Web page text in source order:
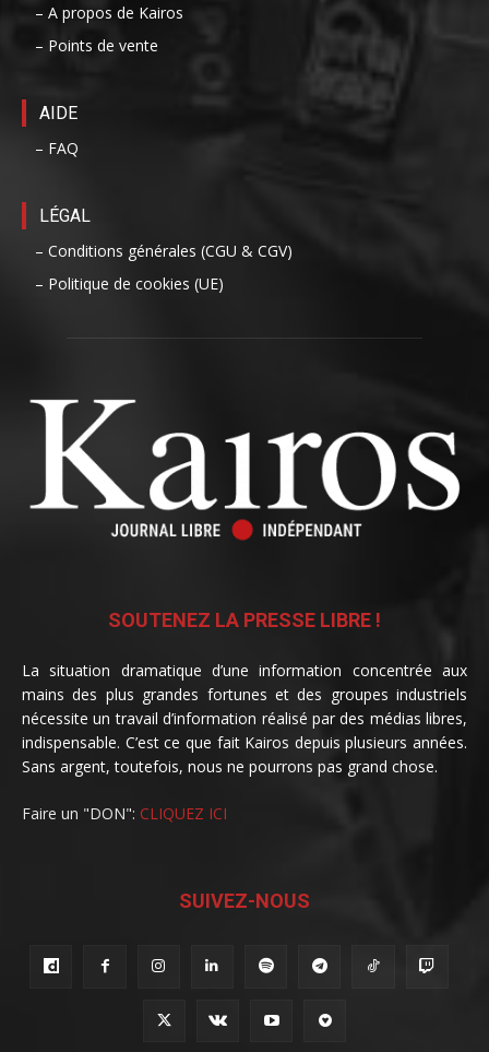
– A propos de Kairos
– Points de vente
AIDE
– FAQ
LÉGAL
– Conditions générales (CGU & CGV)
– Politique de cookies (UE)
SOUTENEZ LA PRESSE LIBRE !
La situation dramatique d’une information concentrée aux
mains des plus grandes fortunes et des groupes industriels
nécessite un travail d’information réalisé par des médias libres,
indispensable. C’est ce que fait Kairos depuis plusieurs années.
Sans argent, toutefois, nous ne pourrons pas grand chose.
Faire un "DON": CLIQUEZ ICI
SUIVEZ-NOUS